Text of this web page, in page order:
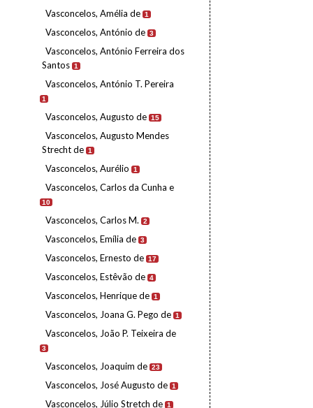
Vasconcelos, Amélia de 1
Vasconcelos, António de 3
Vasconcelos, António Ferreira dos
Santos 1
Vasconcelos, António T. Pereira
1
Vasconcelos, Augusto de 15
Vasconcelos, Augusto Mendes
Strecht de 1
Vasconcelos, Aurélio 1
Vasconcelos, Carlos da Cunha e
10
Vasconcelos, Carlos M. 2
Vasconcelos, Emília de 3
Vasconcelos, Ernesto de 17
Vasconcelos, Estêvão de 4
Vasconcelos, Henrique de 1
Vasconcelos, Joana G. Pego de 1
Vasconcelos, João P. Teixeira de
3
Vasconcelos, Joaquim de 23
Vasconcelos, José Augusto de 1
Vasconcelos, Júlio Stretch de 1